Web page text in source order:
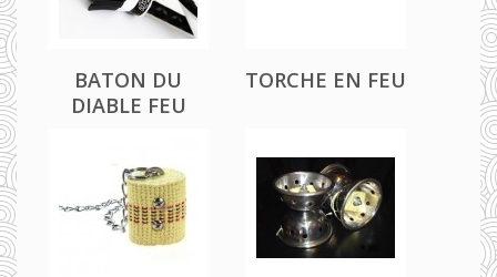
BATON DU
DIABLE FEU
TORCHE EN FEU